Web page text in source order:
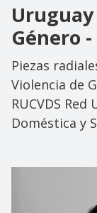
Género
Piezas
Violencia de
RUCVDS
Doméstica y